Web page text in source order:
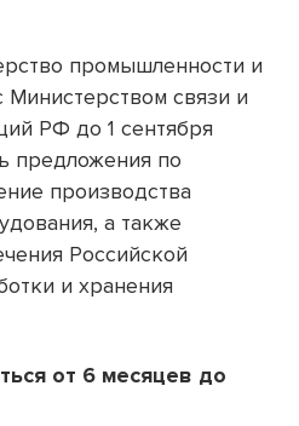
промышленности и
Министерством связи и
РФ до 1 сентября
предложения по
производства
а также
Российской
и хранения
от 6 месяцев до